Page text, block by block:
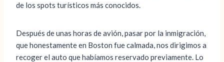
de los spots turísticos más conocidos.
Después de unas horas de avión, pasar por la inmigración,
que honestamente en Boston fue calmada, nos dirigimos a
recoger el auto que habíamos reservado previamente. Lo